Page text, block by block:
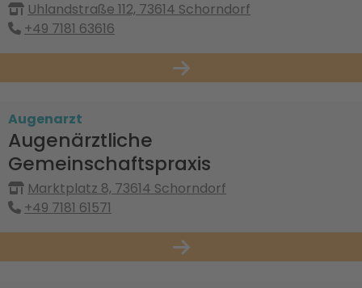
Uhlandstraße 112, 73614 Schorndorf
+49 7181 63616
Augenarzt
Augenärztliche
Gemeinschaftspraxis
Marktplatz 8, 73614 Schorndorf
+49 7181 61571